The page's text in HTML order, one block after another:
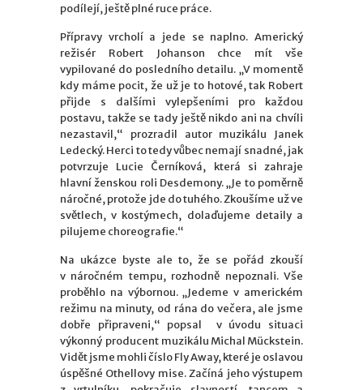
podílejí, ještě plné ruce práce.
Přípravy vrcholí a jede se naplno. Americký
režisér Robert Johanson chce mít vše
vypilované do posledního detailu. „V momentě
kdy máme pocit, že už je to hotové, tak Robert
přijde s dalšími vylepšeními pro každou
postavu, takže se tady ještě nikdo ani na chvíli
nezastavil,“ prozradil autor muzikálu Janek
Ledecký. Herci to tedy vůbec nemají snadné, jak
potvrzuje Lucie Černíková, která si zahraje
hlavní ženskou roli Desdemony. „Je to poměrně
náročné, protože jde do tuhého. Zkoušíme už ve
světlech, v kostýmech, dolaďujeme detaily a
pilujeme choreografie.“
Na ukázce byste ale to, že se pořád zkouší
v náročném tempu, rozhodně nepoznali. Vše
proběhlo na výbornou. „Jedeme v americkém
režimu na minuty, od rána do večera, ale jsme
dobře připraveni,“ popsal v úvodu situaci
výkonný producent muzikálu Michal Mückstein.
Vidět jsme mohli číslo Fly Away, které je oslavou
úspěšné Othellovy mise. Začíná jeho výstupem